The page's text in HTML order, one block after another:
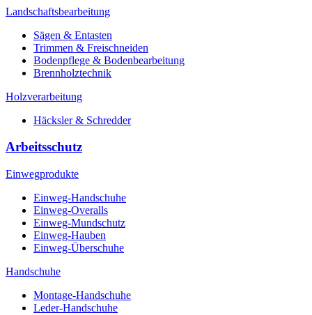
Landschaftsbearbeitung
Sägen & Entasten
Trimmen & Freischneiden
Bodenpflege & Bodenbearbeitung
Brennholztechnik
Holzverarbeitung
Häcksler & Schredder
Arbeitsschutz
Einwegprodukte
Einweg-Handschuhe
Einweg-Overalls
Einweg-Mundschutz
Einweg-Hauben
Einweg-Überschuhe
Handschuhe
Montage-Handschuhe
Leder-Handschuhe